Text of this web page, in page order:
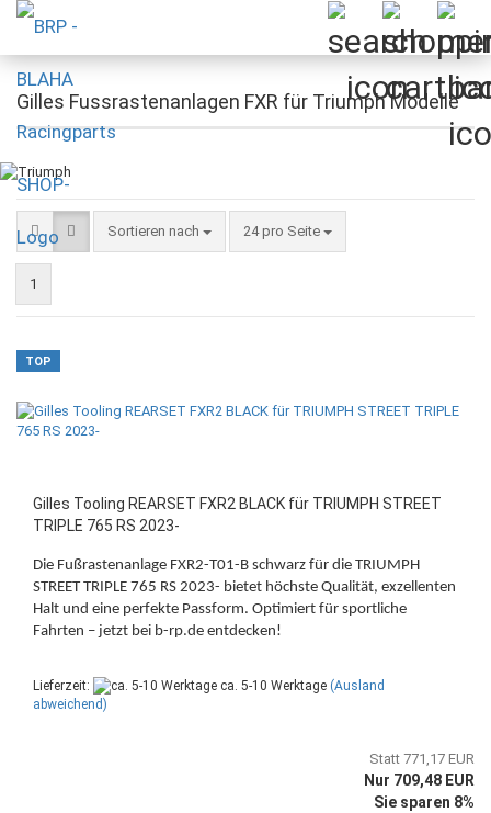
Gilles Fussrastenanlagen FXR für Triumph Modelle
Sortieren nach
Sortieren nach 24 pro Seite
pro Seite
1
TOP
Gilles Tooling REARSET FXR2 BLACK für TRIUMPH STREET
TRIPLE 765 RS 2023-
Die Fußrastenanlage FXR2-T01-B schwarz für die TRIUMPH
STREET TRIPLE 765 RS 2023- bietet höchste Qualität, exzellenten
Halt und eine perfekte Passform. Optimiert für sportliche
Fahrten – jetzt bei b-rp.de entdecken!
Lieferzeit: ca. 5-10 Werktage (Ausland
abweichend)
Statt 771,17 EUR
Nur 709,48 EUR
Sie sparen 8%